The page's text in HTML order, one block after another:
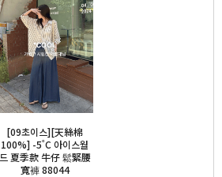
[09초이스][天絲棉
100%] -5˚C 아이스월
드 夏季款 牛仔 鬆緊腰
寬褲 88044